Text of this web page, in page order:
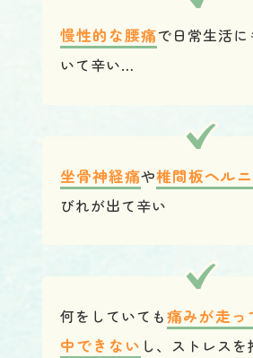
慢性的な腰痛で日常生活
いて辛い…
坐骨神経痛や椎間板ヘル
びれが出て辛い
何をしていても痛みが走っ
中できない し、ストレス